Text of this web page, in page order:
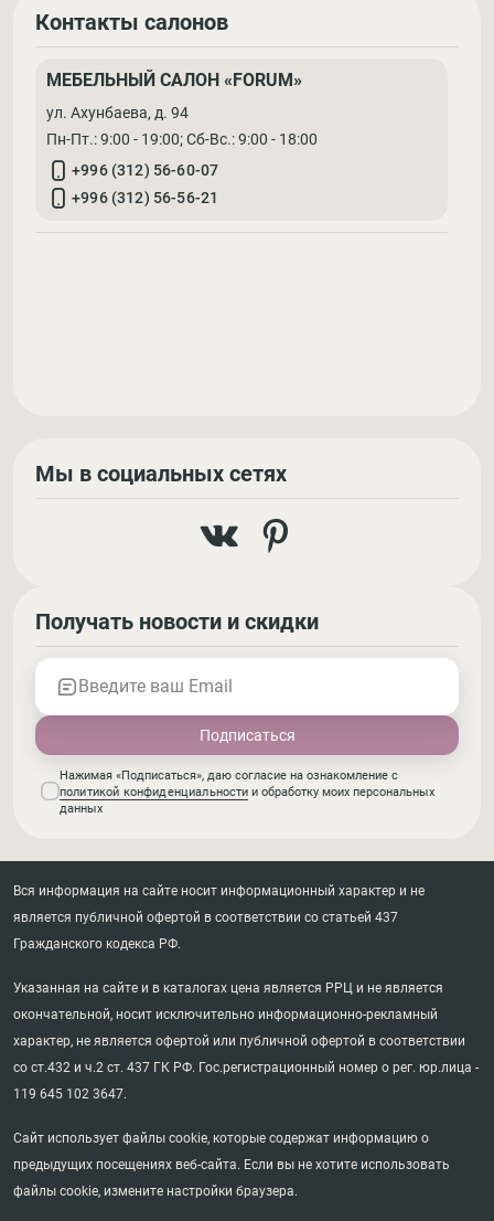
Контакты салонов
МЕБЕЛЬНЫЙ САЛОН «FORUM»
ул. Ахунбаева, д. 94
Пн-Пт.: 9:00 - 19:00; Cб-Вс.: 9:00 - 18:00
+996 (312) 56-60-07
+996 (312) 56-56-21
Мы в социальных сетях
Получать новости и скидки
Введите ваш Email
Нажимая «Подписаться», даю согласие на ознакомление с
политикой конфиденциальности и обработку моих персональных
данных
Вся информация на сайте носит информационный характер и не
является публичной офертой в соответствии со статьей 437
Гражданского кодекса РФ.
Указанная на сайте и в каталогах цена является РРЦ и не является
окончательной, носит исключительно информационно-рекламный
характер, не является офертой или публичной офертой в соответствии
со ст.432 и ч.2 ст. 437 ГК РФ. Гос.регистрационный номер о рег. юр.лица -
119 645 102 3647.
Сайт использует файлы cookie, которые содержат информацию о
предыдущих посещениях веб-сайта. Если вы не хотите использовать
файлы cookie, измените настройки браузера.